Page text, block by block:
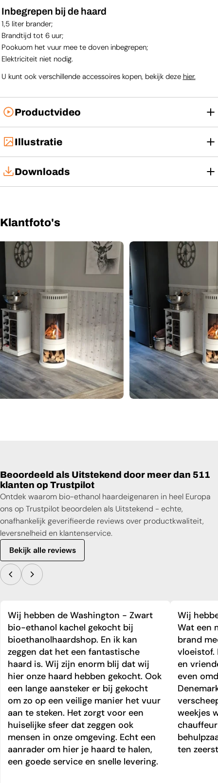
Inbegrepen bij de haard
1,5 liter brander;
Brandtijd tot 6 uur;
Pookuom het vuur mee te doven inbegrepen;
Elektriciteit niet nodig.
U kunt ook verschillende accessoires kopen, bekijk deze hier.
Productvideo
Illustratie
Downloads
Gebruikershandleiding
Klantfoto's
Beoordeeld als Uitstekend door meer dan 511
klanten op Trustpilot
Ontdek waarom bio-ethanol haardeigenaren in heel Europa
ons op Trustpilot beoordelen als Uitstekend - echte,
onafhankelijk geverifieerde reviews over productkwaliteit,
leversnelheid en klantenservice.
Bekijk alle reviews
Wij hebben de Washington - Zwart
bio-ethanol kachel gekocht bij
bioethanolhaardshop. En ik kan
zeggen dat het een fantastische
haard is. Wij zijn enorm blij dat wij
hier onze haard hebben gekocht. Ook
een lange aansteker er bij gekocht
om zo op een veilige manier het vuur
aan te steken. Het zorgt voor een
huiselijke sfeer dat zeggen ook
mensen in onze omgeving. Echt een
aanrader om hier je haard te halen,
een goede service en snelle levering.
Wij
Wat een
brand
vloeistof.
en
even
weekjes
ten